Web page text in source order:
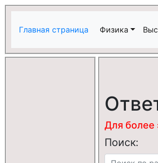
Главная страница Физика
Для более
Поиск: